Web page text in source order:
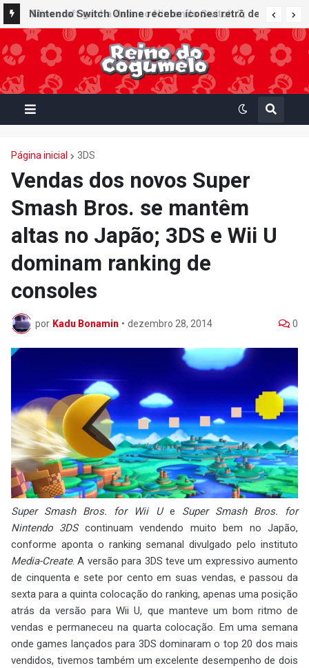
Nintendo Switch Online recebe ícones retrô de
Mario Paint (SNES) e Mario Kart: Super Circuit
(GBA)
Página inicial 3DS
Vendas dos novos Super
Smash Bros. se mantêm
altas no Japão; 3DS e Wii U
dominam ranking de
consoles
por Kadu Bonamin • dezembro 28, 2014 0
Super Smash Bros. for Wii Ue Super Smash Bros. for
Nintendo 3DS continuam vendendo muito bem no Japão,
conforme aponta o ranking semanal divulgado pelo instituto
Media-Create. A versão para 3DS teve um expressivo aumento
de cinquenta e sete por cento em suas vendas, e passou da
sexta para a quinta colocação do ranking, apenas uma posição
atrás da versão para Wii U, que manteve um bom ritmo de
vendas e permaneceu na quarta colocação. Em uma semana
onde games lançados para 3DS dominaram o top 20 dos mais
vendidos, tivemos também um excelente desempenho de dois